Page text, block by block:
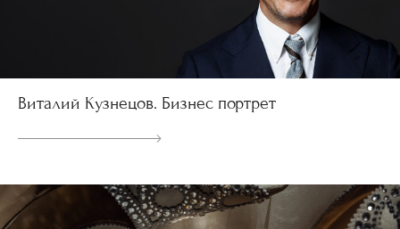
Виталий Кузнецов. Бизнес портрет